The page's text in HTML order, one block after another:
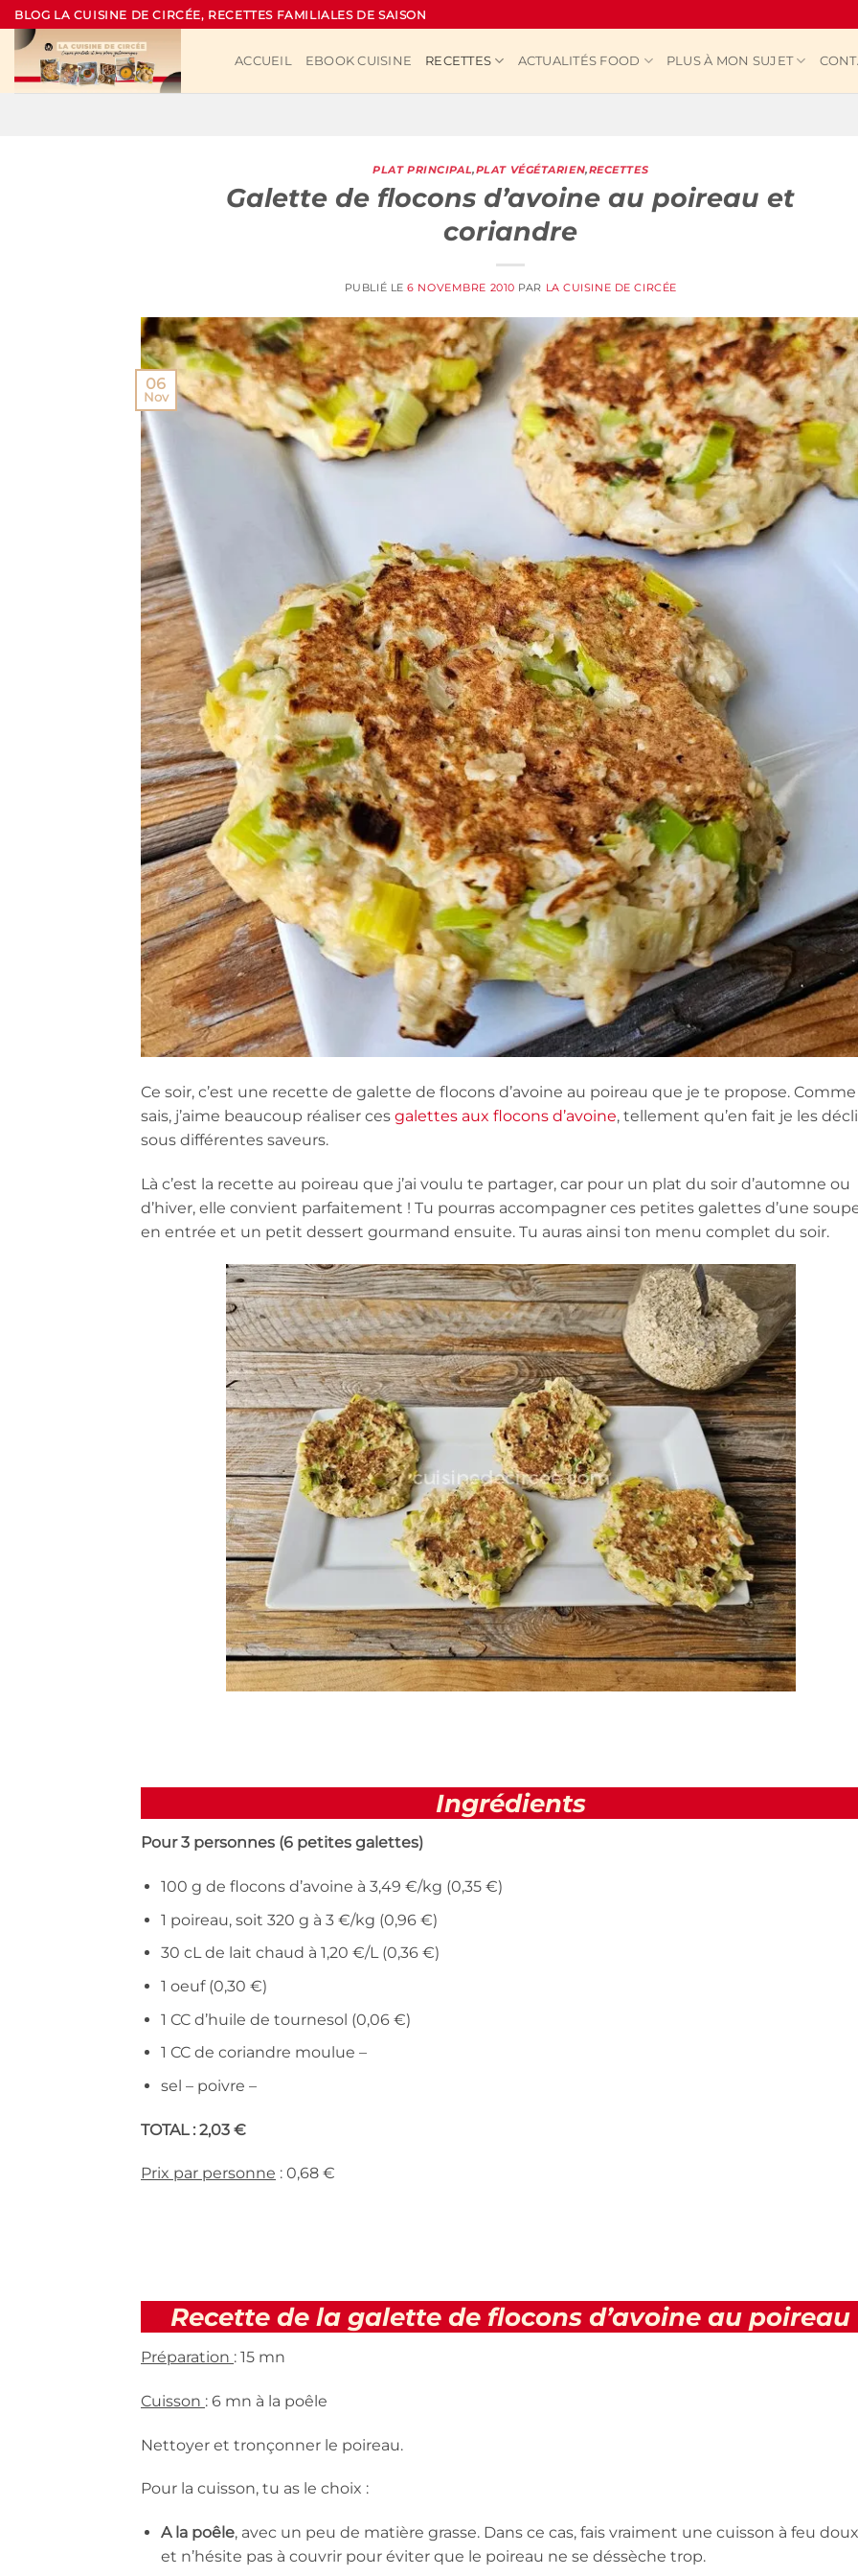
Passer
au
contenu
BLOG LA CUISINE DE CIRCÉE, RECETTES FAMILIALES DE SAISON
ACCUEIL EBOOK CUISINE RECETTES ACTUALITÉS FOOD PLUS À MON SUJET
PLAT PRINCIPAL,PLAT VÉGÉTARIEN,RECETTES
Galette de flocons d’avoine au poireau et
coriandre
PUBLIÉ LE6 NOVEMBRE 2010 PAR LA CUISINE DE CIRCÉE
06
Nov
Ce soir, c’est une recette de galette de flocons d’avoine au poireau que je te propose.
sais, j’aime beaucoup réaliser ces galettes aux flocons d’avoine, tellement qu’en fait je les
sous différentes saveurs.
Là c’est la recette au poireau que j’ai voulu te partager, car pour un plat du soir d’automne ou
d’hiver, elle convient parfaitement ! Tu pourras accompagner ces petites galettes d’une
en entrée et un petit dessert gourmand ensuite. Tu auras ainsi ton menu complet du soir.
Ingrédients
Pour 3 personnes (6 petites galettes)
100 g de flocons d’avoine à 3,49 €/kg (0,35 €)
1 poireau, soit 320 g à 3 €/kg (0,96 €)
30 cL de lait chaud à 1,20 €/L (0,36 €)
1 oeuf (0,30 €)
1 CC d’huile de tournesol (0,06 €)
1 CC de coriandre moulue –
sel – poivre –
TOTAL : 2,03 €
Prix par personne : 0,68 €
Recette de la galette de flocons d’avoine au poireau
Préparation : 15 mn
Cuisson : 6 mn à la poêle
Nettoyer et tronçonner le poireau.
Pour la cuisson, tu as le choix :
A la poêle, avec un peu de matière grasse. Dans ce cas, fais vraiment une cuisson à feu
et n’hésite pas à couvrir pour éviter que le poireau ne se déssèche trop.